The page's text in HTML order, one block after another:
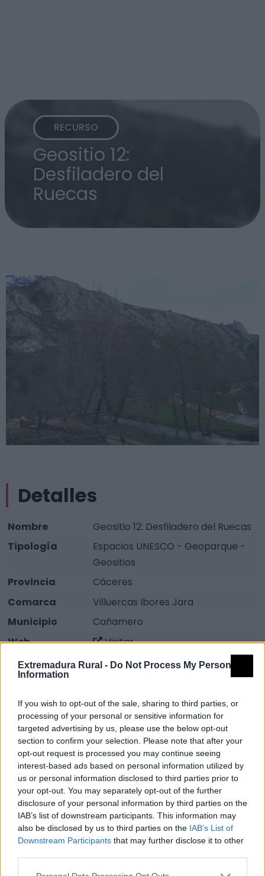
Extremadura Rural - Do Not Process My Personal
Information
If you wish to opt-out of the sale, sharing to third parties, or
processing of your personal or sensitive information for
targeted advertising by us, please use the below opt-out
section to confirm your selection. Please note that after your
opt-out request is processed you may continue seeing
interest-based ads based on personal information utilized by
us or personal information disclosed to third parties prior to
your opt-out. You may separately opt-out of the further
disclosure of your personal information by third parties on the
IAB’s list of downstream participants. This information may
also be disclosed by us to third parties on the IAB’s List of
Downstream Participants that may further disclose it to other
RECURSO
Geositio 12:
Desfiladero del
Ruecas
Detalles
Nombre
Geositio 12: Desfiladero del Ruecas
Tipología
Espacios UNESCO - Geoparque -
Geositios
Provincia
Cáceres
Comarca
Villuercas Ibores Jara
Municipio
Cañamero
Web
Visitar
Descripción
El río Ruecas discurre durante unos dos kilómetros al
noreste del pueblo de Cañamero, encajado por un
profundo desfiladero flanqueado por las altas crestas
de cuarcitas de las sierras de Los Castillejos y de La
Lóriga, del risco del Castillo y del risco de Las Cuevas.
A la belleza del paisaje del anticlinal de Cañamero y
del encajamiento del Ruecas podemos añadir la visita
a sus abrigos rupestres, entre otros la cueva de
Álvarez o cueva de la Chiquita, la cueva de Rosa, el
abrigo de los Vencejos, etc., que fueron ocupados